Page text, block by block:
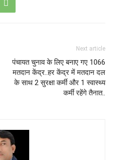
Next article
पंचायत चुनाव के लिए बनाए गए 1066
मतदान केंद्र..हर केंद्र में मतदान दल
के साथ 2 सुरक्षा कर्मी और 1 स्वास्थ्य
कर्मी रहेंगे तैनात..